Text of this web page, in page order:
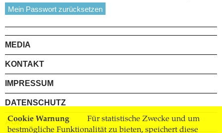
Cookie Warnung
Für statistische Zwecke und um
bestmögliche Funktionalität zu bieten, speichert diese
MEDIA
KONTAKT
IMPRESSUM
DATENSCHUTZ
AGB